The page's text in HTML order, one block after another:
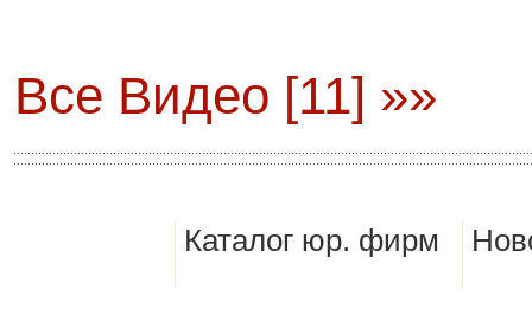
Все Видео [11] »»
Каталог юр. фирм